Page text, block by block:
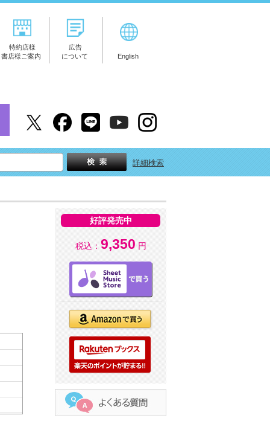
特約店様
書店様ご案内
広告
について
English
詳細検索
好評発売中
税込： 9,350 円